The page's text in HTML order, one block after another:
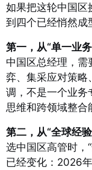
如果把这轮中国区
到四个已经悄然成
第一，从“单一业
中国区总经理，
弈、集采应对策略
调，不是一个业务
思维和跨领域整合
第二，从“全球经验
选中国区高管时，
已经变化：2026